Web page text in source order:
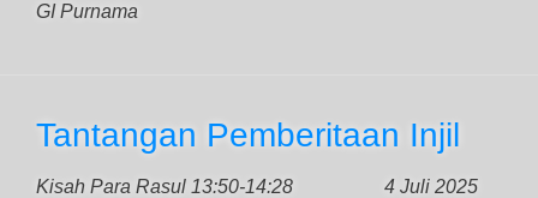
GI Purnama
Tantangan Pemberitaan Injil
Kisah Para Rasul 13:50-14:28
4 Juli 2025